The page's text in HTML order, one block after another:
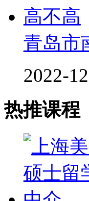
青岛市
2022-
热推课程